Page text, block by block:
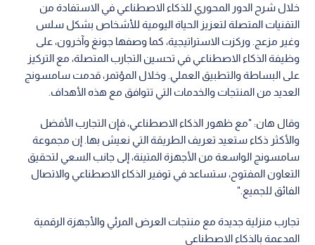
خلال شرح الدور المحوري للذكاء الاصطناعي في الاستفادة من
التقنيات المتصلة لتعزيز الحياة اليومية للأشخاص بشكل سلس
وغير مزعج. وركزت الاستراتيجية، كما وصفها جونغ وآخرون، على
وظيفة الذكاء الاصطناعي في تحسين التجارب المتصلة، مع التركيز
على البساطة والتطبيق العملي. وخلال المؤتمر، قدمت سامسونج
العديد من المنتجات والخدمات التي تتوافق مع هذه الأهداف.
وقال هان: "مع ظهور الذكاء الاصطناعي، فإن التجارب الأفضل
والأكثر ذكاء ستعيد تعريف الطريقة التي نعيش بها. إن مجموعة
سامسونج الواسعة من الأجهزة المتينة، إلى جانب السعي لتحقيق
التعاون المفتوح، ستساعد في توفير الذكاء الاصطناعي والاتصال
الفائق للجميع."
تجارب منزلية جديدة مع منتجات العرض المرئي والأجهزة الرقمية
المدعمة بالذكاء الاصطناعي